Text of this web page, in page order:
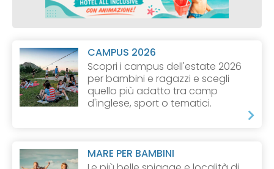
CAMPUS 2026
Scopri i campus dell'estate 2026
per bambini e ragazzi e scegli
quello più adatto tra camp
d'inglese, sport o tematici.
MARE PER BAMBINI